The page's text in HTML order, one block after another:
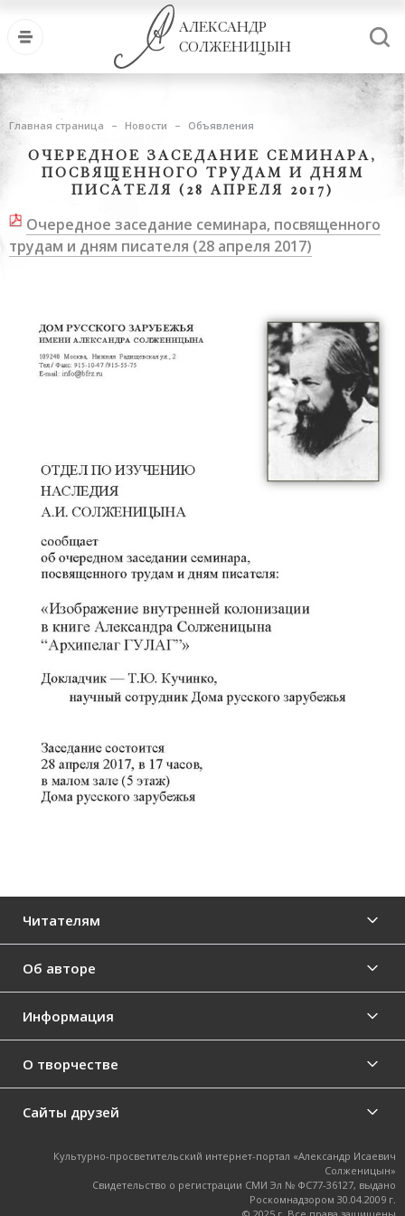
АЛЕКСАНДР
СОЛЖЕНИЦЫН
Главная страница Новости Объявления
ОЧЕРЕДНОЕ ЗАСЕДАНИЕ СЕМИНАРА,
ПОСВЯЩЕННОГО ТРУДАМ И ДНЯМ
ПИСАТЕЛЯ (28 АПРЕЛЯ 2017)
Очередное заседание семинара, посвященного
трудам и дням писателя (28 апреля 2017)
Читателям
Об авторе
Информация
О творчестве
Сайты друзей
Культурно-просветительский интернет-портал «Александр Исаевич
Солженицын»
Свидетельство о регистрации СМИ Эл № ФС77-36127, выдано
Роскомнадзором 30.04.2009 г.